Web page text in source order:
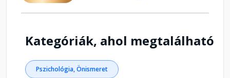
Kategóriák, ahol megtalálható
Pszichológia, Önismeret